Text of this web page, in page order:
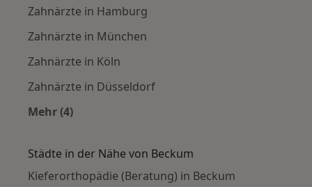
Zahnärzte in Hamburg
Zahnärzte in München
Zahnärzte in Köln
Zahnärzte in Düsseldorf
Mehr (4)
Städte in der Nähe von Beckum
Kieferorthopädie (Beratung) in Beckum